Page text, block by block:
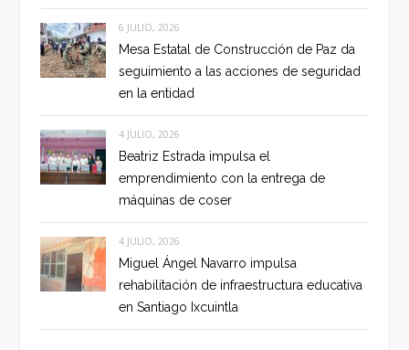
6 JULIO, 2026
Mesa Estatal de Construcción de Paz da
seguimiento a las acciones de seguridad
en la entidad
4 JULIO, 2026
Beatriz Estrada impulsa el
emprendimiento con la entrega de
máquinas de coser
4 JULIO, 2026
Miguel Ángel Navarro impulsa
rehabilitación de infraestructura educativa
en Santiago Ixcuintla